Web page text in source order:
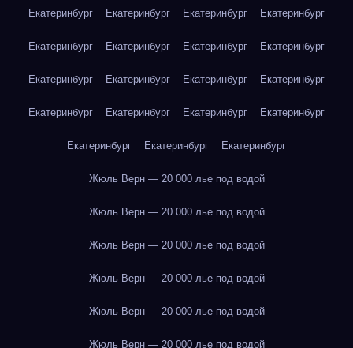
Екатеринбург Екатеринбург Екатеринбург Екатеринбург
Екатеринбург Екатеринбург Екатеринбург Екатеринбург
Екатеринбург Екатеринбург Екатеринбург Екатеринбург
Екатеринбург Екатеринбург Екатеринбург Екатеринбург
Екатеринбург Екатеринбург Екатеринбург
Жюль Верн — 20 000 лье под водой
Жюль Верн — 20 000 лье под водой
Жюль Верн — 20 000 лье под водой
Жюль Верн — 20 000 лье под водой
Жюль Верн — 20 000 лье под водой
Жюль Верн — 20 000 лье под водой